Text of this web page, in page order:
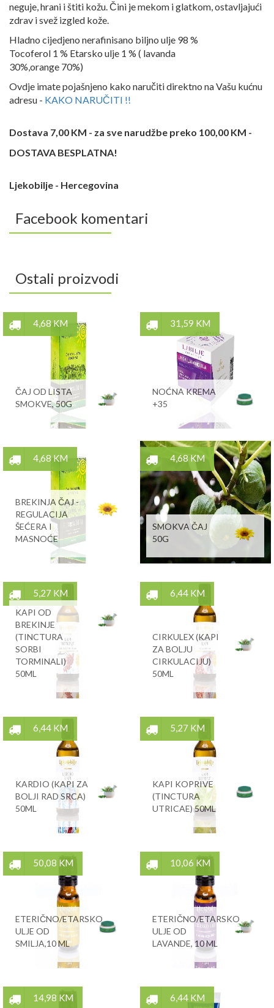
neguje, hrani i štiti kožu. Čini je mekom i glatkom, ostavljajući
zdrav i svež izgled kože.
Hladno cijedjeno nerafinisano biljno ulje 98 %
Tocoferol 1 % Etarsko ulje 1 % ( lavanda
30%,orange 70%)
Ovdje imate pojašnjeno kako naručiti direktno na Vašu kućnu
adresu - KAKO NARUČITI !!
Dostava 7,00 KM - za sve narudžbe preko 100,00 KM -
DOSTAVA BESPLATNA!
Ljekobilje - Hercegovina
Facebook komentari
Ostali proizvodi
4,68 KM
ČAJ OD LISTA
SMOKVE, 50G
31,59 KM
NOĆNA KREMA
+35
4,68 KM
BREKINJA ČAJ -
REGULACIJA
ŠEĆERA I
MASNOĆE
4,68 KM
SMOKVA ČAJ
50G
5,27 KM
KAPI OD
BREKINJE
(TINCTURA
SORBI
TORMINALI)
50ML
6,44 KM
CIRKULEX (KAPI
ZA BOLJU
CIRKULACIJU)
50ML
6,44 KM
KARDIO (KAPI ZA
BOLJI RAD SRCA)
50ML
5,27 KM
KAPI KOPRIVE
(TINCTURA
UTRICAE) 50ML
50,08 KM
ETERIČNO/ETARSKO
ULJE OD
SMILJA,10 ML
10,06 KM
ETERIČNO/ETARSKO
ULJE OD
LAVANDE, 10 ML
14,98 KM 6,44 KM